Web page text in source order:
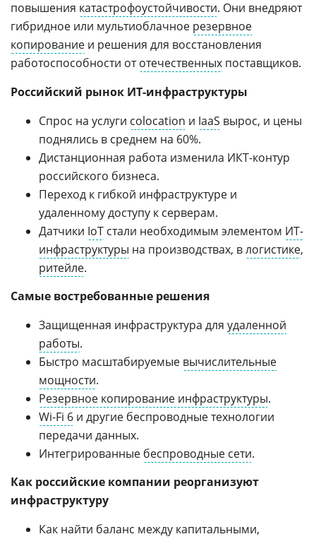
повышения катастрофоустойчивости. Они внедряют
гибридное или мультиоблачное резервное
копирование и решения для восстановления
работоспособности ототечественных поставщиков.
Российский рынок ИТ-инфраструктуры
Спрос на услуги colocation и IaaS вырос, и цены
поднялись в среднем на 60%.
Дистанционная работа изменила ИКТ-контур
российского бизнеса.
Переход к гибкой инфраструктуре и
удаленному доступу к серверам.
Датчики IoT стали необходимым элементом ИТ-
инфраструктуры на производствах, влогистике,
ритейле.
Самые востребованные решения
Защищенная инфраструктура для удаленной
работы.
Быстро масштабируемые вычислительные
мощности.
Резервное копирование инфраструктуры.
Wi-Fi 6 и другие беспроводные технологии
передачи данных.
Интегрированные беспроводные сети.
Как российские компании реорганизуют
инфраструктуру
Как найти баланс между капитальными,